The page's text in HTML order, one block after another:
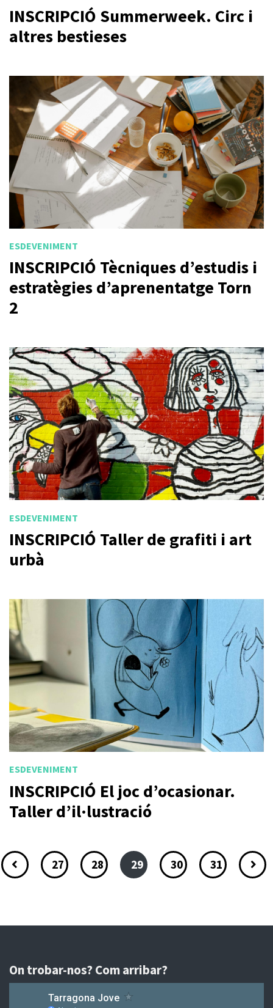
INSCRIPCIÓ Summerweek. Circ i
altres bestieses
ESDEVENIMENT
INSCRIPCIÓ Tècniques d’estudis i
estratègies d’aprenentatge Torn
2
ESDEVENIMENT
INSCRIPCIÓ Taller de grafiti i art
urbà
ESDEVENIMENT
INSCRIPCIÓ El joc d’ocasionar.
Taller d’il·lustració
27 28 29 30 31
On trobar-nos? Com arribar?